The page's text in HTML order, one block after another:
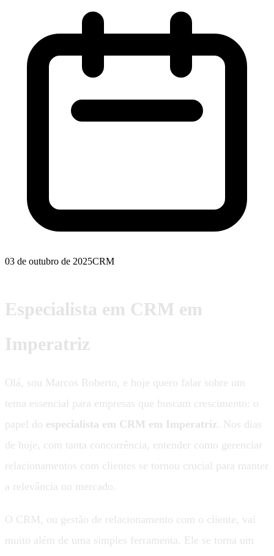
03 de outubro de 2025CRM
Especialista em CRM em
Imperatriz
Olá, sou Marcos Roberto, e hoje quero falar sobre um
tema essencial para empresas que buscam crescimento: o
papel do especialista em CRM em Imperatriz. Nos dias
de hoje, com tanta concorrência, entender como gerenciar
relacionamentos com clientes se tornou crucial para manter
a relevância no mercado.
O CRM, ou gestão de relacionamento com o cliente, vai
muito além de uma simples ferramenta. Ele se torna um